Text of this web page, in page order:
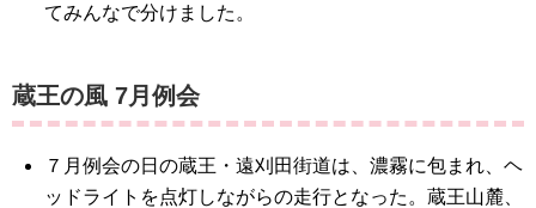
てみんなで分けました。
蔵王の風 7月例会
７月例会の日の蔵王・遠刈田街道は、濃霧に包まれ、ヘ
ッドライトを点灯しながらの走行となった。蔵王山麓、